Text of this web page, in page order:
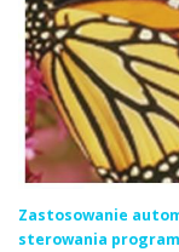
Zastosowanie
sterowania